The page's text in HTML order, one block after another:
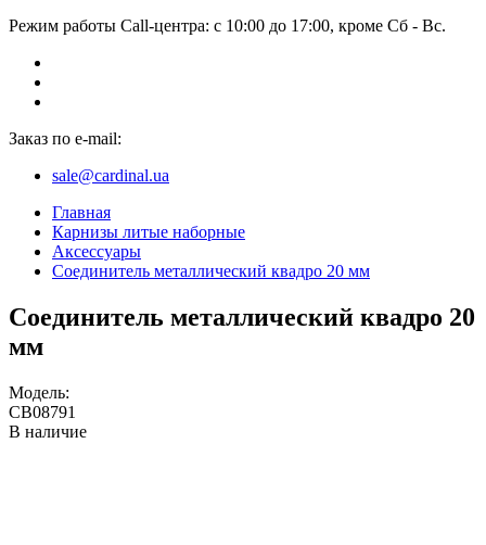
Режим работы Call-центра: с 10:00 до 17:00, кроме Сб - Вс.
Заказ по e-mail:
sale@cardinal.ua
Главная
Карнизы литые наборные
Аксессуары
Соединитель металлический квадро 20 мм
Соединитель металлический квадро 20
мм
Модель:
CB08791
В наличие